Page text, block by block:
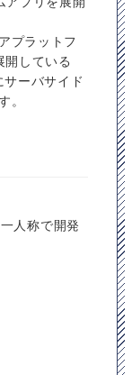
プラットフ
している
ーバサイド
。
人称で開発